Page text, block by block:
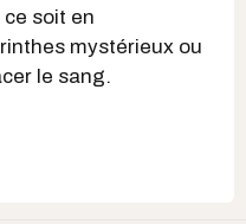
soit en
mystérieux ou
le sang.